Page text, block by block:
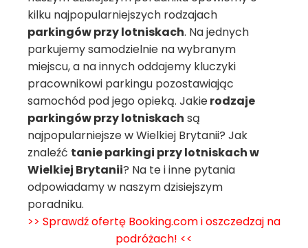
kilku najpopularniejszych rodzajach
parkingów przy lotniskach. Na jednych
parkujemy samodzielnie na wybranym
miejscu, a na innych oddajemy kluczyki
pracownikowi parkingu pozostawiając
samochód pod jego opieką. Jakierodzaje
parkingów przy lotniskach są
najpopularniejsze w Wielkiej Brytanii? Jak
znaleźć tanie parkingi przy lotniskach w
Wielkiej Brytanii? Na te i inne pytania
odpowiadamy w naszym dzisiejszym
poradniku.
>> Sprawdź ofertę Booking.com i oszczedzaj na
podróżach! <<